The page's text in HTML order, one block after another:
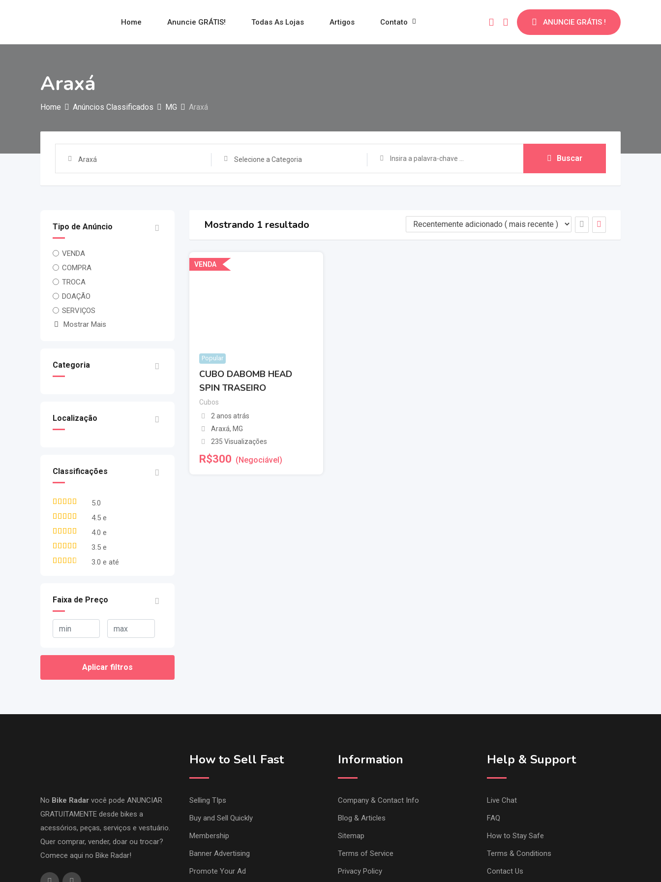
Home Anuncie GRÁTIS! Todas As Lojas Artigos Contato ANUNCIE GRÁTIS !
Araxá
Home Anúncios Classificados MG Araxá
Araxá Selecione a Categoria Buscar
Tipo de Anúncio
VENDA
COMPRA
TROCA
DOAÇÃO
SERVIÇOS
Mostrar Mais
Categoria
Localização
Classificações
5.0
4.5 e
4.0 e
3.5 e
3.0 e até
Faixa de Preço
Aplicar filtros
Mostrando 1 resultado
VENDA
Popular
CUBO DABOMB HEAD
SPIN TRASEIRO
Cubos
2 anos atrás
Araxá, MG
235 Visualizações
R$300 (Negociável)
No Bike Radar você pode ANUNCIAR
GRATUITAMENTE desde bikes a
acessórios, peças, serviços e vestuário.
Quer comprar, vender, doar ou trocar?
Comece aqui no Bike Radar!
How to Sell Fast
Selling TIps
Buy and Sell Quickly
Membership
Banner Advertising
Promote Your Ad
Information
Company & Contact Info
Blog & Articles
Sitemap
Terms of Service
Privacy Policy
Help & Support
Live Chat
FAQ
How to Stay Safe
Terms & Conditions
Contact Us